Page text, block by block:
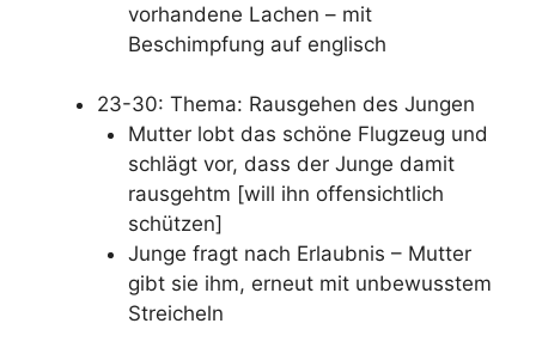
vorhandene Lachen – mit
Beschimpfung auf englisch
23-30: Thema: Rausgehen des Jungen
Mutter lobt das schöne Flugzeug und
schlägt vor, dass der Junge damit
rausgehtm [will ihn offensichtlich
schützen]
Junge fragt nach Erlaubnis – Mutter
gibt sie ihm, erneut mit unbewusstem
Streicheln